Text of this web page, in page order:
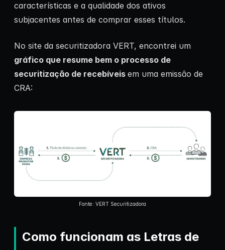
características e a qualidade dos ativos
subjacentes antes de comprar esses títulos.
No site da securitizadora VERT, encontrei um
gráfico que resume bem o processo de
securitização de recebíveis em uma emissão de
CRA:
Fonte: VERT Securitizadora
Como funcionam as Letras de